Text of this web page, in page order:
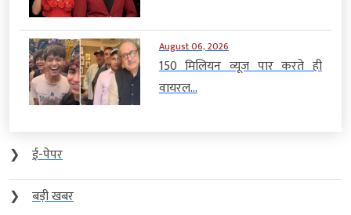
August 06, 2026
150 मिलियन व्यूज पार करते ही
वायरल...
❯
ई-पेपर
❯
बड़ी खबर